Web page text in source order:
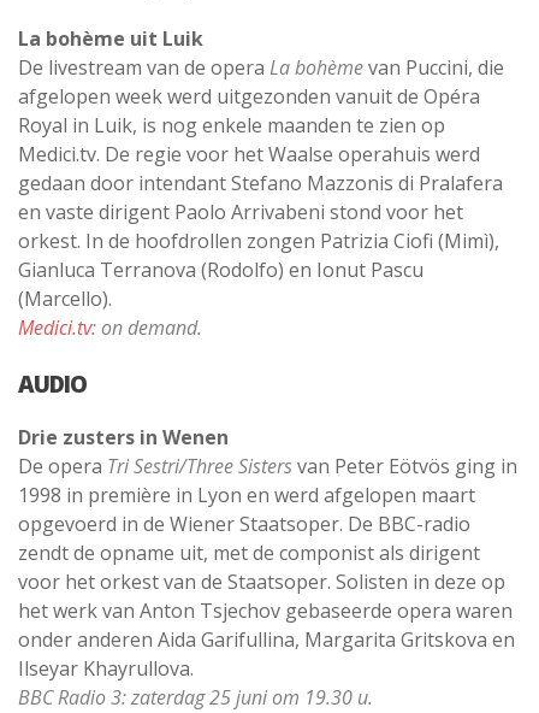
La bohème uit Luik
De livestream van de opera La bohèmevan Puccini, die
afgelopen week werd uitgezonden vanuit de Opéra
Royal in Luik, is nog enkele maanden te zien op
Medici.tv. De regie voor het Waalse operahuis werd
gedaan door intendant Stefano Mazzonis di Pralafera
en vaste dirigent Paolo Arrivabeni stond voor het
orkest. In de hoofdrollen zongen Patrizia Ciofi (Mimì),
Gianluca Terranova (Rodolfo) en Ionut Pascu
(Marcello).
Medici.tv: on demand.
AUDIO
Drie zusters in Wenen
De opera Tri Sestri/Three Sistersvan Peter Eötvös ging in
1998 in première in Lyon en werd afgelopen maart
opgevoerd in de Wiener Staatsoper. De BBC-radio
zendt de opname uit, met de componist als dirigent
voor het orkest van de Staatsoper. Solisten in deze op
het werk van Anton Tsjechov gebaseerde opera waren
onder anderen Aida Garifullina, Margarita Gritskova en
Ilseyar Khayrullova.
BBC Radio 3: zaterdag 25 juni om 19.30 u.